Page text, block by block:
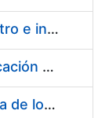
Acuerdo marco para el suministro e instalación de persianas, estores y otros complementos
Servicio de Calibración y Verificación Externa de los Equipos de Medición del Servicio de Prevención de la FNMT-RCM
Conexión mediante Fibra Óptica de los Centros de Proceso de Datos (CPDs) de las sedes de la FNMT-RCM de Burgos y Madrid